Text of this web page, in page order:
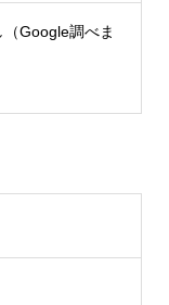
Google調べま